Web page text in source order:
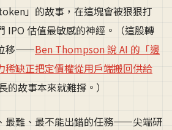
」的故事，在這塊會被狠狠打
IPO 估值最敏感的神經。（這股轉
移——Ben Thompson 說 AI 的「邊
稀缺正把定價權從用戶端搬回供給
的故事本來就難撐。）
最難、最不能出錯的任務——尖端研